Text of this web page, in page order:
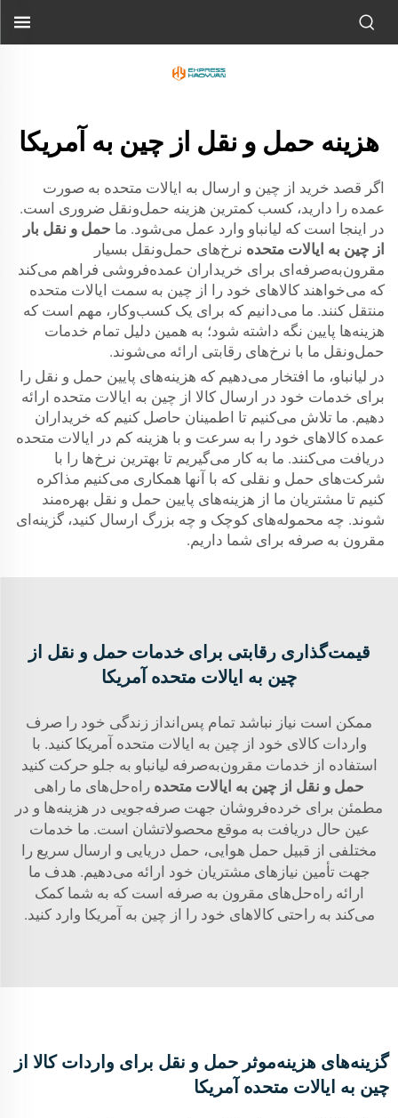
هزینه حمل و نقل از چین به آمریکا
اگر قصد خرید از چین و ارسال به ایالات متحده به صورت
عمده را دارید، کسب کمترین هزینه حمل‌ونقل ضروری است.
در اینجا است که لیانباو وارد عمل می‌شود. ما حمل و نقل بار
از چین به ایالات متحده نرخ‌های حمل‌ونقل بسیار
مقرون‌به‌صرفه‌ای برای خریداران عمده‌فروشی فراهم می‌کند
که می‌خواهند کالاهای خود را از چین به سمت ایالات متحده
منتقل کنند. ما می‌دانیم که برای یک کسب‌وکار، مهم است که
هزینه‌ها پایین نگه داشته شود؛ به همین دلیل تمام خدمات
حمل‌ونقل ما با نرخ‌های رقابتی ارائه می‌شوند.
در لیانباو، ما افتخار می‌دهیم که هزینه‌های پایین حمل و نقل را
برای خدمات خود در ارسال کالا از چین به ایالات متحده ارائه
دهیم. ما تلاش می‌کنیم تا اطمینان حاصل کنیم که خریداران
عمده کالاهای خود را به سرعت و با هزینه کم در ایالات متحده
دریافت می‌کنند. ما به کار می‌گیریم تا بهترین نرخ‌ها را با
شرکت‌های حمل و نقلی که با آنها همکاری می‌کنیم مذاکره
کنیم تا مشتریان ما از هزینه‌های پایین حمل و نقل بهره‌مند
شوند. چه محموله‌های کوچک و چه بزرگ ارسال کنید، گزینه‌ای
مقرون به صرفه برای شما داریم.
قیمت‌گذاری رقابتی برای خدمات حمل و نقل از
چین به ایالات متحده آمریکا
ممکن است نیاز نباشد تمام پس‌انداز زندگی خود را صرف
واردات کالای خود از چین به ایالات متحده آمریکا کنید. با
استفاده از خدمات مقرون‌به‌صرفه لیانباو به جلو حرکت کنید
حمل و نقل از چین به ایالات متحده راه‌حل‌های ما راهی
مطمئن برای خرده‌فروشان جهت صرفه‌جویی در هزینه‌ها و در
عین حال دریافت به موقع محصولاتشان است. ما خدمات
مختلفی از قبیل حمل هوایی، حمل دریایی و ارسال سریع را
جهت تأمین نیازهای مشتریان خود ارائه می‌دهیم. هدف ما
ارائه راه‌حل‌های مقرون به صرفه است که به شما کمک
می‌کند به راحتی کالاهای خود را از چین به آمریکا وارد کنید.
گزینه‌های هزینه‌موثر حمل و نقل برای واردات کالا از
چین به ایالات متحده آمریکا